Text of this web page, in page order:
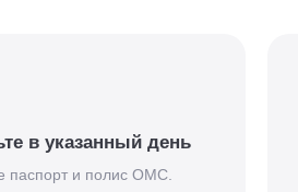
в указанный день
паспорт и полис ОМС.